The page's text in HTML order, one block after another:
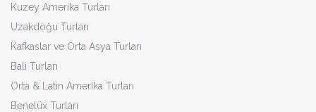
Kuzey Amerika Turları
Uzakdoğu Turları
Kafkaslar ve Orta Asya Turları
Bali Turları
Orta & Latin Amerika Turları
Benelüx Turları